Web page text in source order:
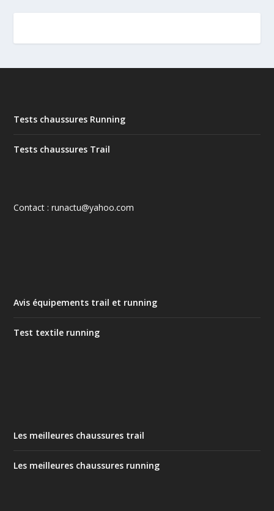
Tests chaussures Running
Tests chaussures Trail
Contact : runactu@yahoo.com
Avis équipements trail et running
Test textile running
Les meilleures chaussures trail
Les meilleures chaussures running